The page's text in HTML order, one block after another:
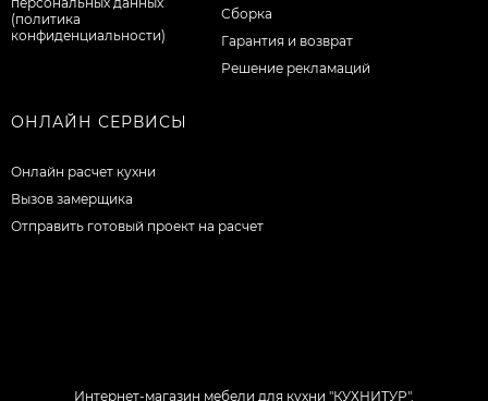
(политика
конфиденциальности)
Сборка
Гарантия и возврат
Решение рекламаций
ОНЛАЙН СЕРВИСЫ
Онлайн расчет кухни
Вызов замерщика
Отправить готовый проект на расчет
Интернет-магазин мебели для кухни "КУХНИТУР".